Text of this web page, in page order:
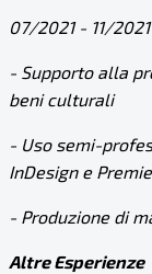
07/2021 - 11/2021
- Supporto alla
beni culturali
- Uso semi-
InDesign e
- Produzione di
Altre Esperienze